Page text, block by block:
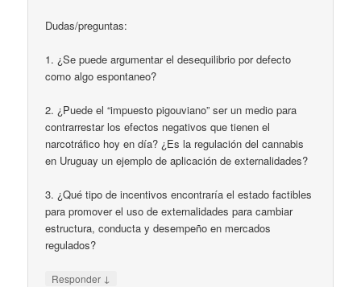
Dudas/preguntas:
1. ¿Se puede argumentar el desequilibrio por defecto
como algo espontaneo?
2. ¿Puede el “impuesto pigouviano” ser un medio para
contrarrestar los efectos negativos que tienen el
narcotráfico hoy en día? ¿Es la regulación del cannabis
en Uruguay un ejemplo de aplicación de externalidades?
3. ¿Qué tipo de incentivos encontraría el estado factibles
para promover el uso de externalidades para cambiar
estructura, conducta y desempeño en mercados
regulados?
Responder ↓